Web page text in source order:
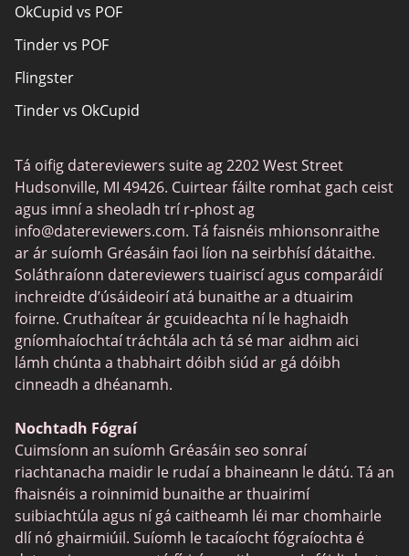
Láithreáin Dating Sinsearacha
Láithreáin Dátú Críostaí
Singles Áitiúla Ar Líne
Dátú Tras
Aipeanna Dátú
OkCupid vs POF
Tinder vs POF
Flingster
Tinder vs OkCupid
Tinder vs Zoosk
Zoosk vs Match
Feabie
POF vs Match
eHarmony vs OkCupid
SPDate
TenderMeets
Fetlife
Alua
TinyChat
Mini Chat
Tá oifig datereviewers suite ag 2202 West Street
Hudsonville, MI 49426. Cuirtear fáilte romhat gach ceist
agus imní a sheoladh trí r-phost ag
info@datereviewers.com. Tá faisnéis mhionsonraithe
ar ár suíomh Gréasáin faoi líon na seirbhísí dátaithe.
Soláthraíonn datereviewers tuairiscí agus comparáidí
inchreidte d’úsáideoirí atá bunaithe ar a dtuairim
foirne. Cruthaítear ár gcuideachta ní le haghaidh
gníomhaíochtaí tráchtála ach tá sé mar aidhm aici
lámh chúnta a thabhairt dóibh siúd ar gá dóibh
cinneadh a dhéanamh.
Nochtadh Fógraí
Cuimsíonn an suíomh Gréasáin seo sonraí
riachtanacha maidir le rudaí a bhaineann le dátú. Tá an
fhaisnéis a roinnimid bunaithe ar thuairimí
suibiachtúla agus ní gá caitheamh léi mar chomhairle
dlí nó ghairmiúil. Suíomh le tacaíocht fógraíochta é